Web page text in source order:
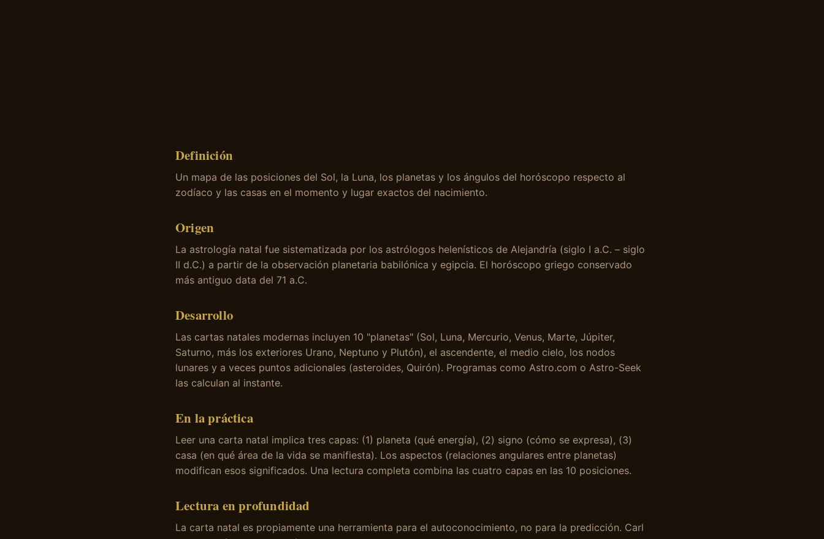
Definición
Un mapa de las posiciones del Sol, la Luna, los planetas y los ángulos del horóscopo respecto al
zodíaco y las casas en el momento y lugar exactos del nacimiento.
Origen
La astrología natal fue sistematizada por los astrólogos helenísticos de Alejandría (siglo I a.C. – siglo
II d.C.) a partir de la observación planetaria babilónica y egipcia. El horóscopo griego conservado
más antiguo data del 71 a.C.
Desarrollo
Las cartas natales modernas incluyen 10 "planetas" (Sol, Luna, Mercurio, Venus, Marte, Júpiter,
Saturno, más los exteriores Urano, Neptuno y Plutón), el ascendente, el medio cielo, los nodos
lunares y a veces puntos adicionales (asteroides, Quirón). Programas como Astro.com o Astro-Seek
las calculan al instante.
En la práctica
Leer una carta natal implica tres capas: (1) planeta (qué energía), (2) signo (cómo se expresa), (3)
casa (en qué área de la vida se manifiesta). Los aspectos (relaciones angulares entre planetas)
modifican esos significados. Una lectura completa combina las cuatro capas en las 10 posiciones.
Lectura en profundidad
La carta natal es propiamente una herramienta para el autoconocimiento, no para la predicción. Carl